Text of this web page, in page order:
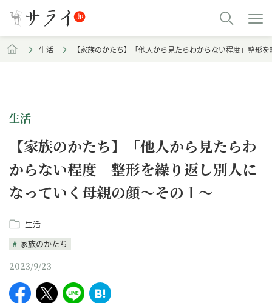
生活 【家族のかたち】「他人から見たらわからない程度」整形
生活
【家族のかたち】「他人から見たらわ
からない程度」整形を繰り返し別人に
なっていく母親の顔～その１～
生活
家族のかたち
2023/9/23